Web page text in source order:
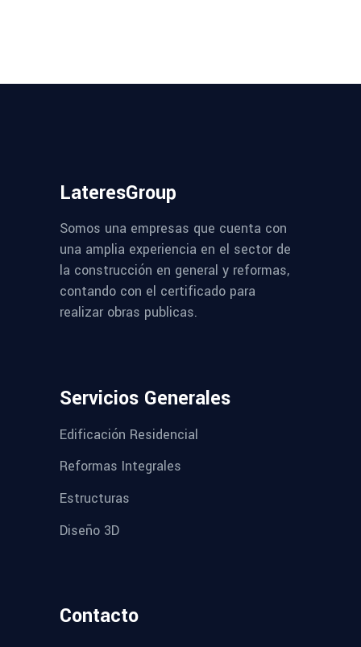
LateresGroup
Somos una empresas que cuenta con
una amplia experiencia en el sector de
la construcción en general y reformas,
contando con el certificado para
realizar obras publicas.
Servicios Generales
Edificación Residencial
Reformas Integrales
Estructuras
Diseño 3D
Contacto